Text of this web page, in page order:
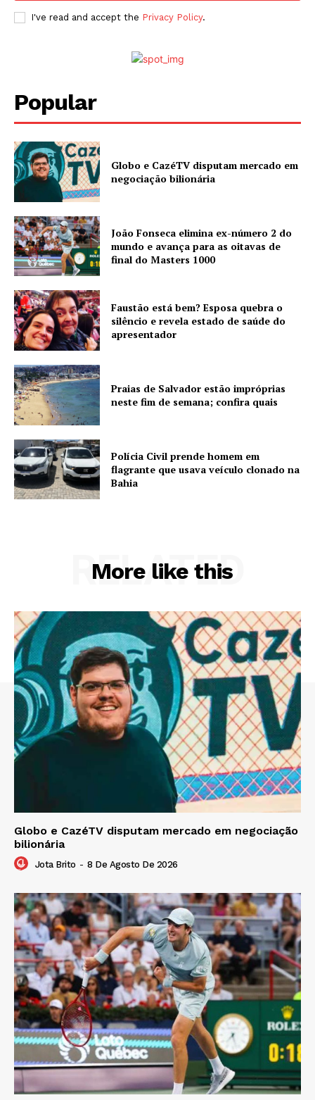
I've read and accept the Privacy Policy.
Popular
Globo e CazéTV disputam mercado em
negociação bilionária
João Fonseca elimina ex-número 2 do
mundo e avança para as oitavas de
final do Masters 1000
Faustão está bem? Esposa quebra o
silêncio e revela estado de saúde do
apresentador
Praias de Salvador estão impróprias
neste fim de semana; confira quais
Polícia Civil prende homem em
flagrante que usava veículo clonado na
Bahia
More like this
RELATED
Globo e CazéTV disputam mercado em negociação
bilionária
Jota Brito - 8 De Agosto De 2026